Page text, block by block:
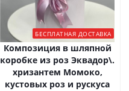
БЕСПЛАТНАЯ ДОСТАВКА
Композиция в шляпной
коробке из роз Эквадор\.
хризантем Момоко,
кустовых роз и рускуса